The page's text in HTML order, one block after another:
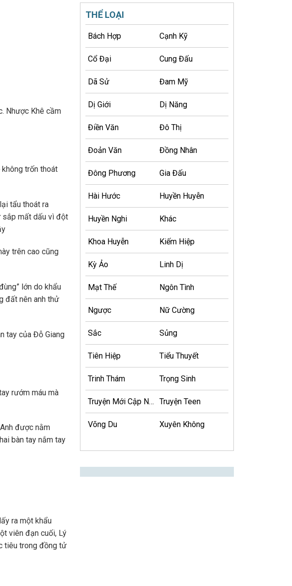
Nhược Khê cầm
trốn thoát
tẩu thoát ra
sắp mất dấu vì đột
trên cao cũng
lớn do khẩu
đất nên anh thử
tay của Đỗ Giang
rướm máu mà
được nằm
bàn tay nắm tay
ra một khẩu
viên đạn cuối, Lý
tiêu trong đồng tử
THỂ LOẠI
Bách Hợp Cạnh Kỹ
Cổ Đại Cung Đấu
Dã Sử Đam Mỹ
Dị Giới Dị Năng
Điền Văn Đô Thị
Đoản Văn Đồng Nhân
Đông Phương Gia Đấu
Hài Hước Huyền Huyễn
Huyền Nghi Khác
Khoa Huyễn Kiếm Hiệp
Kỳ Ảo Linh Dị
Mạt Thế Ngôn Tình
Ngược Nữ Cường
Sắc Sủng
Tiên Hiệp Tiểu Thuyết
Trinh Thám Trọng Sinh
Truyện Mới Cập Nhật Truyện Teen
Võng Du Xuyên Không